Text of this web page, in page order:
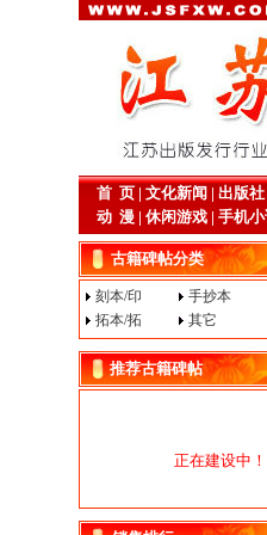
首 页| 文化新闻 | 出版社
动 漫| 休闲游戏| 手机
古籍碑帖分类
刻本/印 手抄本
拓本/拓
其它
推荐古籍碑帖
正在建设中！